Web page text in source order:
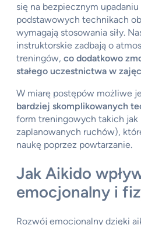
się na bezpiecznym
podstawowych technikach
wymagają stosowania siły.
instruktorskie zadbają o
treningów, co dodatkowo
stałego uczestnictwa w
W miarę postępów możliwe
bardziej skomplikowanych
form treningowych takich jak
zaplanowanych ruchów),
naukę poprzez powtarzanie.
Jak Aikido
emocjonalny i
Rozwój emocjonalny dzięki